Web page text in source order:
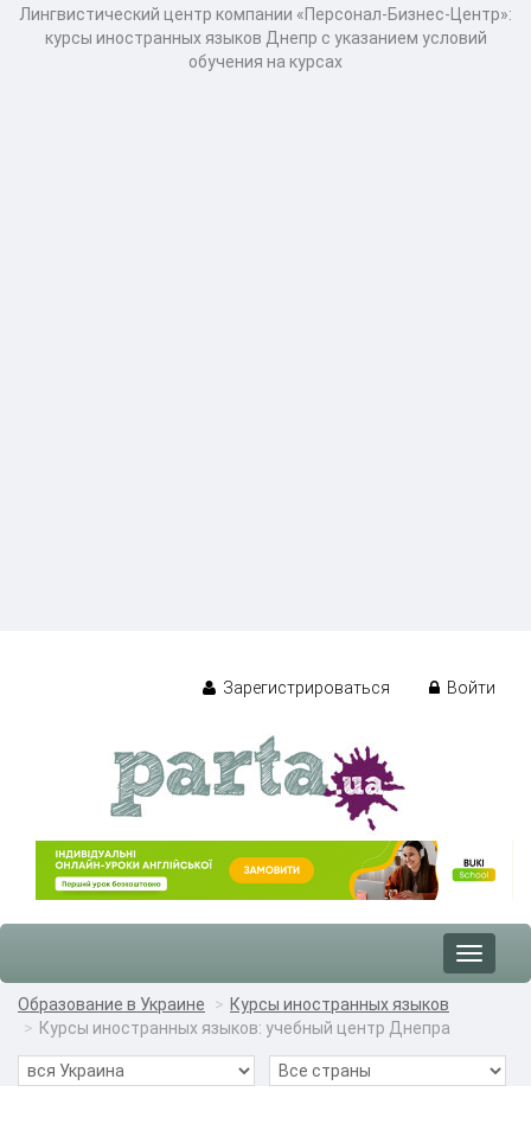
Лингвистический центр компании «Персонал-Бизнес-Центр»:
курсы иностранных языков Днепр с указанием условий
обучения на курсах
Зарегистрироваться Войти
Toggle
Образование в Украине
Курсы иностранных языков
Курсы иностранных языков: учебный центр Днепра